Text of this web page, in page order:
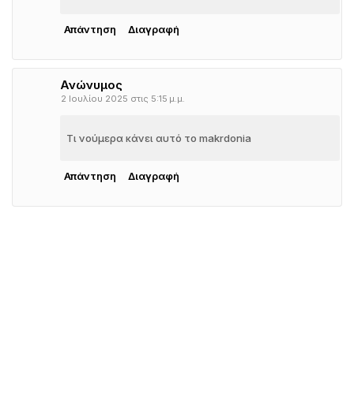
Απάντηση Διαγραφή
Ανώνυμος
2 Ιουλίου 2025 στις 5:15 μ.μ.
Τι νούμερα κάνει αυτό το makrdonia
Απάντηση Διαγραφή